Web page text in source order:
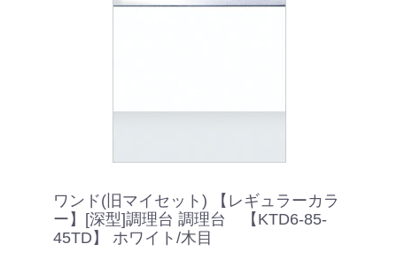
ワンド(旧マイセット) 【レギュラーカラ
ー】[深型]調理台 調理台 【KTD6-85-
45TD】 ホワイト/木目